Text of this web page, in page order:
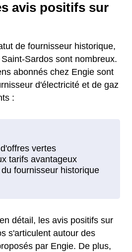
avis positifs sur
de fournisseur historique,
Sardos sont nombreux.
abonnés chez Engie sont
d'électricité et de gaz
:
détail, les avis positifs sur
s'articulent autour des
par Engie. De plus,